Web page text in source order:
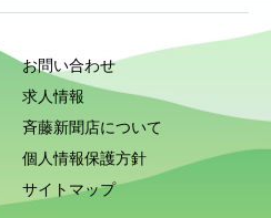
お問い合わせ
求人情報
斉藤新聞店について
個人情報保護方針
サイトマップ